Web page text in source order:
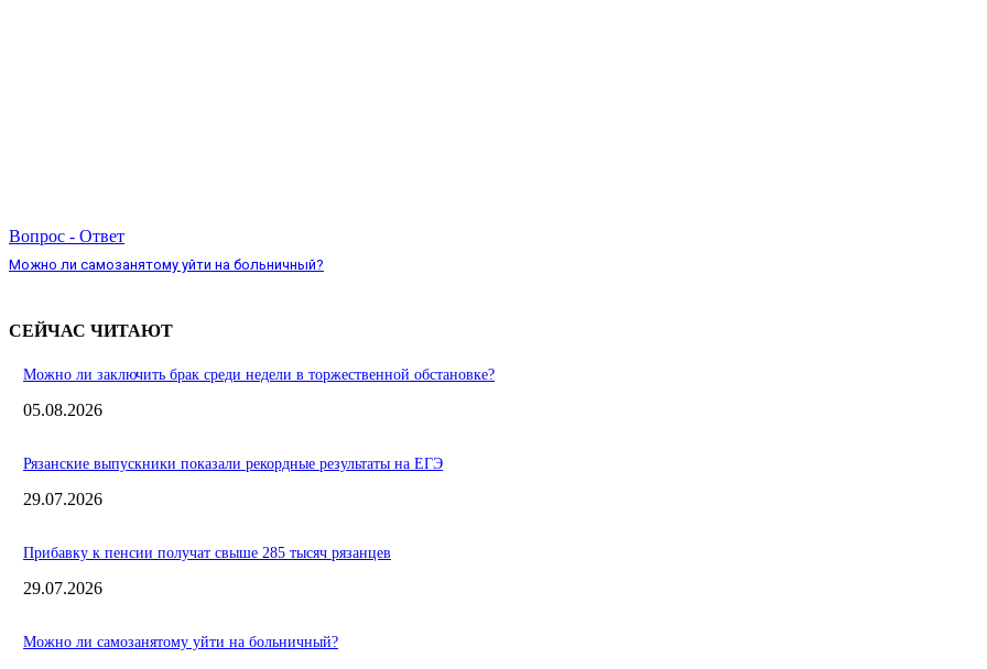
Вопрос - Ответ
Можно ли самозанятому уйти на больничный?
СЕЙЧАС ЧИТАЮТ
Можно ли заключить брак среди недели в торжественной обстановке?
05.08.2026
Рязанские выпускники показали рекордные результаты на ЕГЭ
29.07.2026
Прибавку к пенсии получат свыше 285 тысяч рязанцев
29.07.2026
Можно ли самозанятому уйти на больничный?